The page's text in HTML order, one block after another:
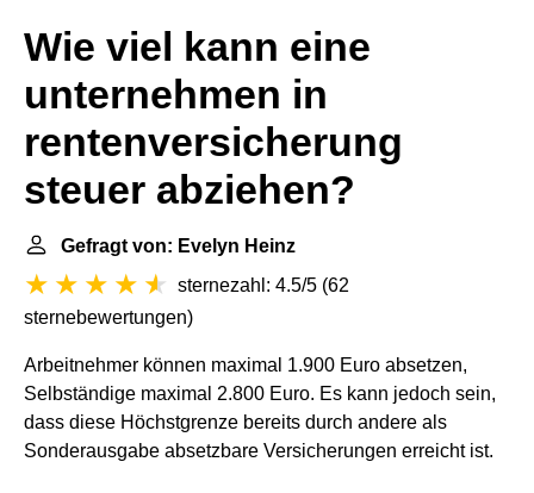
Wie viel kann eine
unternehmen in
rentenversicherung
steuer abziehen?
Gefragt von: Evelyn Heinz
sternezahl: 4.5/5 (62
sternebewertungen)
Arbeitnehmer können maximal 1.900 Euro absetzen,
Selbständige maximal 2.800 Euro. Es kann jedoch sein,
dass diese Höchstgrenze bereits durch andere als
Sonderausgabe absetzbare Versicherungen erreicht ist.